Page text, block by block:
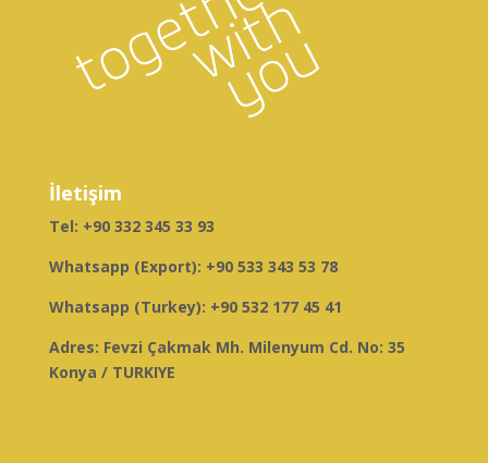
İletişim
Tel: +90 332 345 33 93
Whatsapp (Export): +90 533 343 53 78
Whatsapp (Turkey): +90 532 177 45 41
Adres: Fevzi Çakmak Mh. Milenyum Cd. No: 35
Konya / TURKIYE